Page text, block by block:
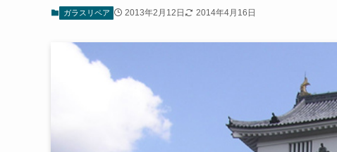
ガラスリペア 2013年2月12日 2014年4月16日